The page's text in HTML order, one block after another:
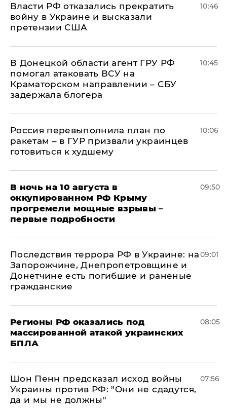
Власти РФ отказались прекратить
войну в Украине и высказали
претензии США
10:46
В Донецкой области агент ГРУ РФ
помогал атаковать ВСУ на
Краматорском направлении – СБУ
задержала блогера
10:45
Россия перевыполнила план по
ракетам – в ГУР призвали украинцев
готовиться к худшему
10:06
В ночь на 10 августа в
оккупированном РФ Крыму
прогремели мощные взрывы –
первые подробности
09:50
Последствия террора РФ в Украине: на
Запорожчине, Днепропетровщине и
Донетчине есть погибшие и раненые
гражданские
09:01
Регионы РФ оказались под
массированной атакой украинских
БПЛА
08:05
Шон Пенн предсказал исход войны
Украины против РФ: "Они не сдадутся,
да и мы не должны"
07:56